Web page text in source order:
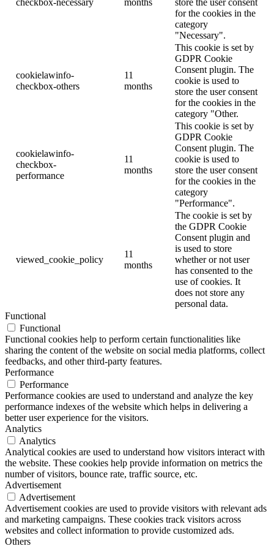
checkbox-necessary months
store the user consent
for the cookies in the
category
"Necessary".
cookielawinfo-
checkbox-others
11
months
This cookie is set by
GDPR Cookie
Consent plugin. The
cookie is used to
store the user consent
for the cookies in the
category "Other.
cookielawinfo-
checkbox-
performance
11
months
This cookie is set by
GDPR Cookie
Consent plugin. The
cookie is used to
store the user consent
for the cookies in the
category
"Performance".
viewed_cookie_policy
11
months
The cookie is set by
the GDPR Cookie
Consent plugin and
is used to store
whether or not user
has consented to the
use of cookies. It
does not store any
personal data.
Functional
Functional
Functional cookies help to perform certain functionalities like
sharing the content of the website on social media platforms, collect
feedbacks, and other third-party features.
Performance
Performance
Performance cookies are used to understand and analyze the key
performance indexes of the website which helps in delivering a
better user experience for the visitors.
Analytics
Analytics
Analytical cookies are used to understand how visitors interact with
the website. These cookies help provide information on metrics the
number of visitors, bounce rate, traffic source, etc.
Advertisement
Advertisement
Advertisement cookies are used to provide visitors with relevant ads
and marketing campaigns. These cookies track visitors across
websites and collect information to provide customized ads.
Others